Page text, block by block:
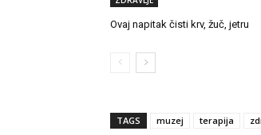
Ovaj napitak čisti krv, žuč, jetru
TAGS muzej terapija